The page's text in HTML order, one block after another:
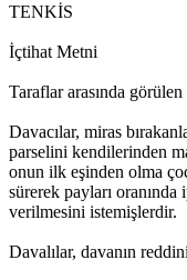
TENKİS
İçtihat Metni
Taraflar arasında görülen
Davacılar, miras
parselini kendilerinden
onun ilk eşinden olma
sürerek payları
verilmesini istemişlerdir.
Davalılar, davanın